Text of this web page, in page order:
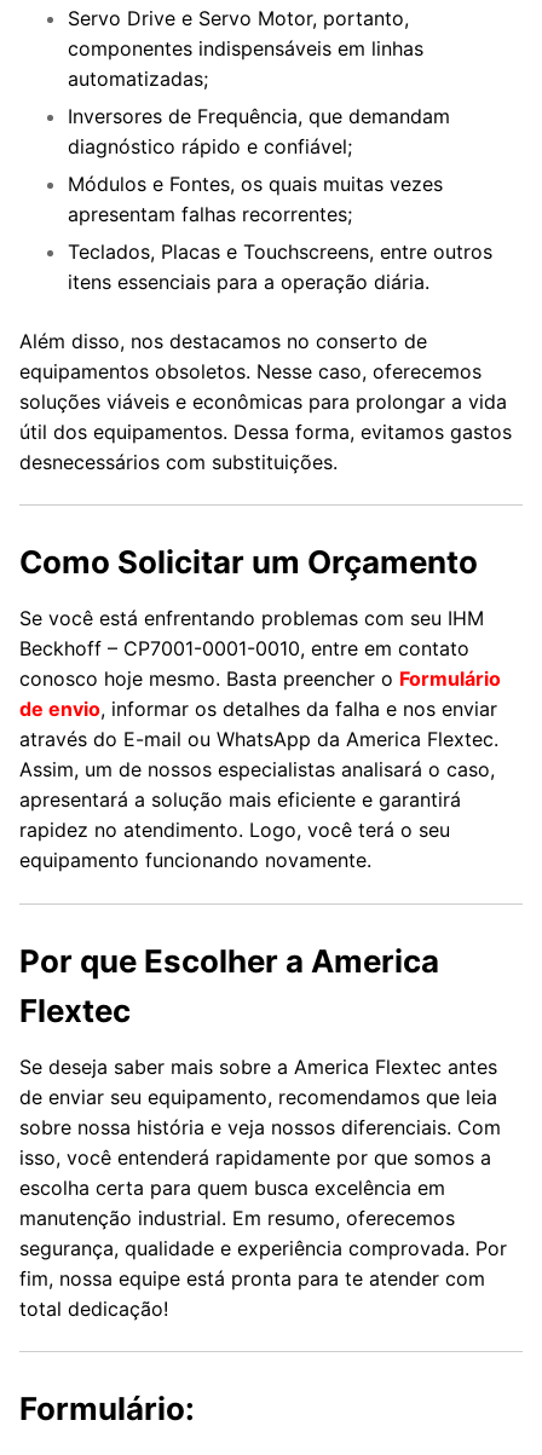
Servo Drive e Servo Motor, portanto,
componentes indispensáveis em linhas
automatizadas;
Inversores de Frequência, que demandam
diagnóstico rápido e confiável;
Módulos e Fontes, os quais muitas vezes
apresentam falhas recorrentes;
Teclados, Placas e Touchscreens, entre outros
itens essenciais para a operação diária.
Além disso, nos destacamos no conserto de
equipamentos obsoletos. Nesse caso, oferecemos
soluções viáveis e econômicas para prolongar a vida
útil dos equipamentos. Dessa forma, evitamos gastos
desnecessários com substituições.
Como Solicitar um Orçamento
Se você está enfrentando problemas com seu IHM
Beckhoff – CP7001-0001-0010, entre em contato
conosco hoje mesmo. Basta preencher o Formulário
de envio, informar os detalhes da falha e nos enviar
através do E-mail ou WhatsApp da America Flextec.
Assim, um de nossos especialistas analisará o caso,
apresentará a solução mais eficiente e garantirá
rapidez no atendimento. Logo, você terá o seu
equipamento funcionando novamente.
Por que Escolher a America
Flextec
Se deseja saber mais sobre a America Flextec antes
de enviar seu equipamento, recomendamos que leia
sobre nossa história e veja nossos diferenciais. Com
isso, você entenderá rapidamente por que somos a
escolha certa para quem busca excelência em
manutenção industrial. Em resumo, oferecemos
segurança, qualidade e experiência comprovada. Por
fim, nossa equipe está pronta para te atender com
total dedicação!
Formulário: